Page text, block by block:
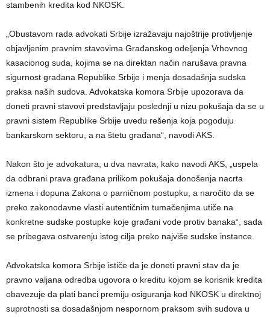
stambenih kredita kod NKOSK.
„Obustavom rada advokati Srbije izražavaju najoštrije protivljenje
objavljenim pravnim stavovima Građanskog odeljenja Vrhovnog
kasacionog suda, kojima se na direktan način narušava pravna
sigurnost građana Republike Srbije i menja dosadašnja sudska
praksa naših sudova. Advokatska komora Srbije upozorava da
doneti pravni stavovi predstavljaju poslednji u nizu pokušaja da se u
pravni sistem Republike Srbije uvedu rešenja koja pogoduju
bankarskom sektoru, a na štetu građana“, navodi AKS.
Nakon što je advokatura, u dva navrata, kako navodi AKS, „uspela
da odbrani prava građana prilikom pokušaja donošenja nacrta
izmena i dopuna Zakona o parničnom postupku, a naročito da se
preko zakonodavne vlasti autentičnim tumačenjima utiče na
konkretne sudske postupke koje građani vode protiv banaka“, sada
se pribegava ostvarenju istog cilja preko najviše sudske instance.
Advokatska komora Srbije ističe da je doneti pravni stav da je
pravno valjana odredba ugovora o kreditu kojom se korisnik kredita
obavezuje da plati banci premiju osiguranja kod NKOSK u direktnoj
suprotnosti sa dosadašnjom nespornom praksom svih sudova u